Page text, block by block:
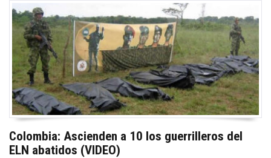
Colombia: Ascienden a 10 los guerrilleros del
ELN abatidos (VIDEO)